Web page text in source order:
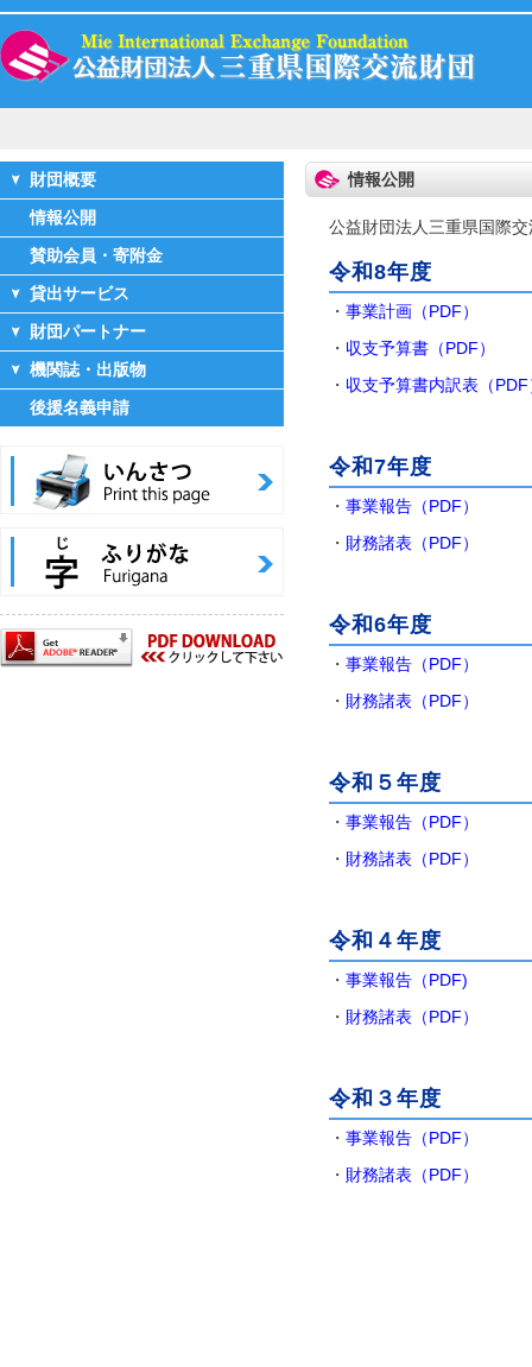
情報公開
公益財団法人三重県国際
令和8年度
・ 事業計画（PDF）
・ 収支予算書（PDF）
・ 収支予算書内訳表（PDF
令和7年度
・ 事業報告（PDF）
・ 財務諸表（PDF）
令和6年度
・ 事業報告（PDF）
・ 財務諸表（PDF）
令和５年度
・ 事業報告（PDF）
・ 財務諸表（PDF）
令和４年度
・ 事業報告（PDF)
・ 財務諸表（PDF）
令和３年度
・ 事業報告（PDF）
・ 財務諸表（PDF）
財団概要
情報公開
賛助会員・寄附金
貸出サービス
財団パートナー
機関誌・出版物
後援名義申請